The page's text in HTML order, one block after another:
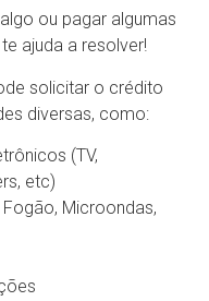
ou pagar algumas
ajuda a resolver!
solicitar o crédito
diversas, como:
(TV,
etc)
Microondas,